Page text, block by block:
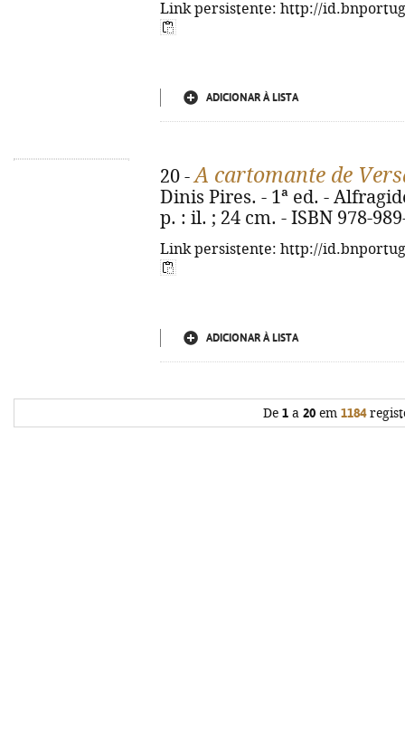
Link persistente: http://
ADICIONAR À LISTA
20 -A cartomante de
Dinis Pires. - 1ª ed. -
p. : il. ; 24 cm. - ISBN 978-
Link persistente: http://
ADICIONAR À LISTA
De 1a 20em 1184